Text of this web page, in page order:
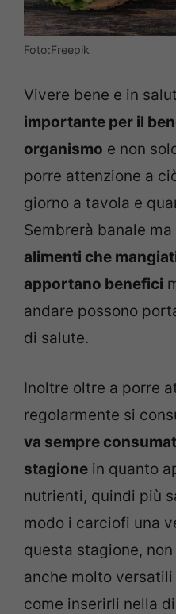
Foto:Freepik
Vivere bene e in
importante per il
organismo e non
porre attenzione a
giorno a tavola e
Sembrerà banale
alimenti che
apportano benefici
andare possono
di salute.
Inoltre oltre a porre
regolarmente si
va sempre
stagione in quanto
nutrienti, quindi più
modo i carciofi una
questa stagione,
anche molto
come inserirli nella